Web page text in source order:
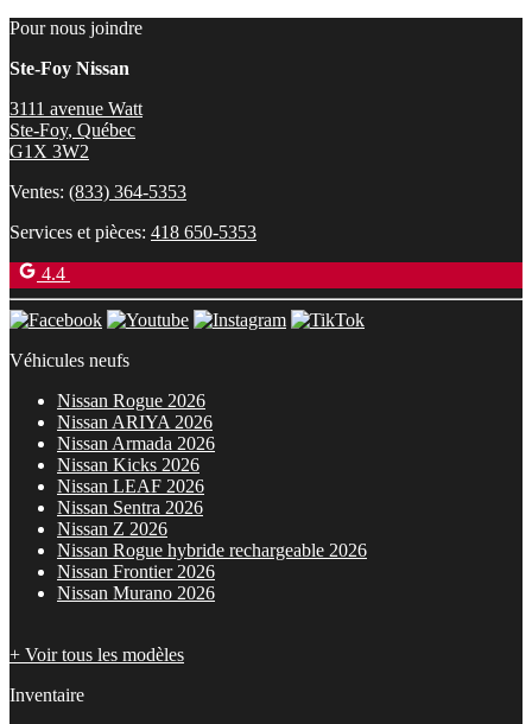
Pour nous joindre
Ste-Foy Nissan
3111 avenue Watt
Ste-Foy, Québec
G1X 3W2
Ventes: (833) 364-5353
Services et pièces: 418 650-5353
4.4
Véhicules neufs
Nissan Rogue 2026
Nissan ARIYA 2026
Nissan Armada 2026
Nissan Kicks 2026
Nissan LEAF 2026
Nissan Sentra 2026
Nissan Z 2026
Nissan Rogue hybride rechargeable 2026
Nissan Frontier 2026
Nissan Murano 2026
+ Voir tous les modèles
Inventaire